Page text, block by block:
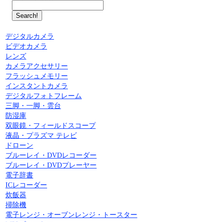
デジタルカメラ
ビデオカメラ
レンズ
カメラアクセサリー
フラッシュメモリー
インスタントカメラ
デジタルフォトフレーム
三脚・一脚・雲台
防湿庫
双眼鏡・フィールドスコープ
液晶・プラズマ テレビ
ドローン
ブルーレイ・DVDレコーダー
ブルーレイ・DVDプレーヤー
電子辞書
ICレコーダー
炊飯器
掃除機
電子レンジ・オーブンレンジ・トースター